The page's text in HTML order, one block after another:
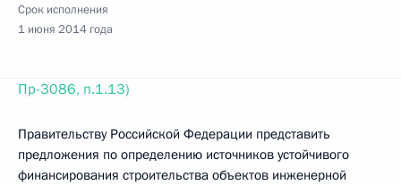
Срок исполнения
1 июня 2014 года
Пр-3086, п.1.13)
Правительству Российской Федерации представить
предложения по определению источников устойчивого
финансирования строительства объектов инженерной